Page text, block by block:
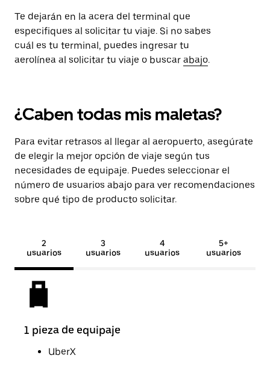
Te dejarán en la acera del terminal que
especifiques al solicitar tu viaje. Si no sabes
cuál es tu terminal, puedes ingresar tu
aerolínea al solicitar tu viaje o buscar abajo.
¿Caben todas mis maletas?
Para evitar retrasos al llegar al aeropuerto, asegúrate
de elegir la mejor opción de viaje según tus
necesidades de equipaje. Puedes seleccionar el
número de usuarios abajo para ver recomendaciones
sobre qué tipo de producto solicitar.
2
usuarios
3
usuarios
4
usuarios
5+
usuarios
1 pieza de equipaje
UberX